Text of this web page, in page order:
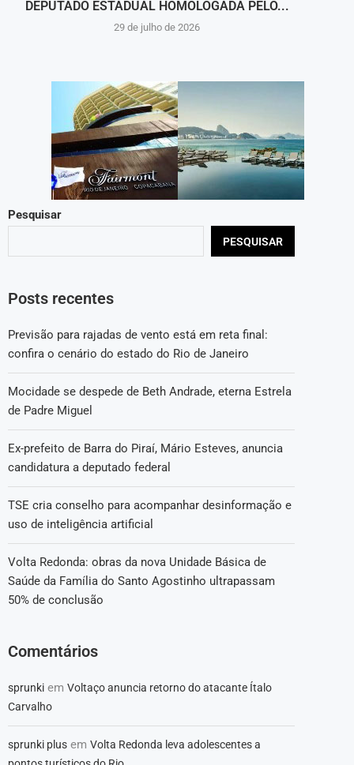
DEPUTADO ESTADUAL HOMOLOGADA PELO...
29 de julho de 2026
Pesquisar
PESQUISAR
Posts recentes
Previsão para rajadas de vento está em reta final:
confira o cenário do estado do Rio de Janeiro
Mocidade se despede de Beth Andrade, eterna Estrela
de Padre Miguel
Ex-prefeito de Barra do Piraí, Mário Esteves, anuncia
candidatura a deputado federal
TSE cria conselho para acompanhar desinformação e
uso de inteligência artificial
Volta Redonda: obras da nova Unidade Básica de
Saúde da Família do Santo Agostinho ultrapassam
50% de conclusão
Comentários
sprunki em Voltaço anuncia retorno do atacante Ítalo
Carvalho
sprunki plus em Volta Redonda leva adolescentes a